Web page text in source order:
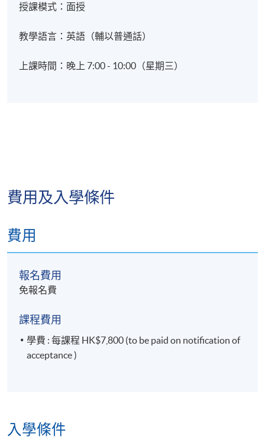
授課模式：面授
教學語言：英語（輔以普通話）
上課時間：晚上 7:00 - 10:00（星期三）
費用及入學條件
費用
報名費用
免報名費
課程費用
學費 : 每課程 HK$7,800 (to be paid on notification of
acceptance )
入學條件